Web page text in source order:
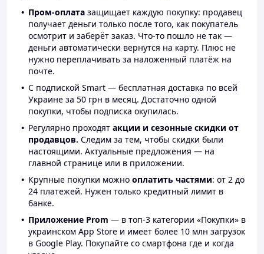
Пром-оплата защищает каждую покупку: продавец
получает деньги только после того, как покупатель
осмотрит и заберёт заказ. Что-то пошло не так —
деньги автоматически вернутся на карту. Плюс не
нужно переплачивать за наложенный платёж на
почте.
С подпиской Smart — бесплатная доставка по всей
Украине за 50 грн в месяц. Достаточно одной
покупки, чтобы подписка окупилась.
Регулярно проходят акции и сезонные скидки от
продавцов. Следим за тем, чтобы скидки были
настоящими. Актуальные предложения — на
главной странице или в приложении.
Крупные покупки можно оплатить частями: от 2 до
24 платежей. Нужен только кредитный лимит в
банке.
Приложение Prom — в топ-3 категории «Покупки» в
украинском App Store и имеет более 10 млн загрузок
в Google Play. Покупайте со смартфона где и когда